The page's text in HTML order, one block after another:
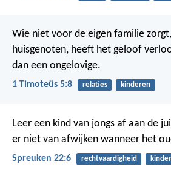
Wie niet voor de eigen familie
huisgenoten, heeft het geloof
dan een ongelovige.
1 Timoteüs 5:8 relaties kinderen
Leer een kind van jongs af aan de
er niet van afwijken wanneer het
Spreuken 22:6 rechtvaardigheid